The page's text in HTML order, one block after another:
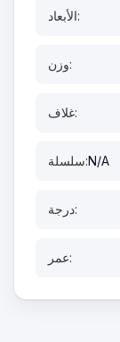
الأبعاد:
وزن:
غلاف:
سلسلة:N/A
درجة:
عمر: